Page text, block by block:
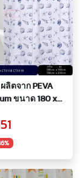
ลิตจาก PEVA
x